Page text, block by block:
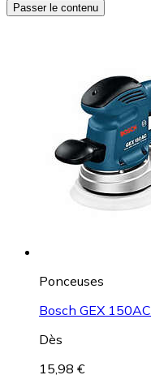
Passer le contenu
Ponceuses
Bosch GEX 150AC
Dès
15,98 €